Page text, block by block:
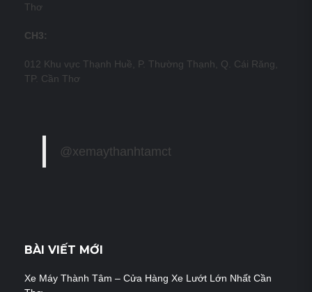
Thơ
CH3:
012 Khu vực Thạnh Huề, P. Thường Thạnh, Q. Cái Răng,
TP. Cần Thơ
@xemaythanhtamct
BÀI VIẾT MỚI
Xe Máy Thành Tâm – Cửa Hàng Xe Lướt Lớn Nhất Cần